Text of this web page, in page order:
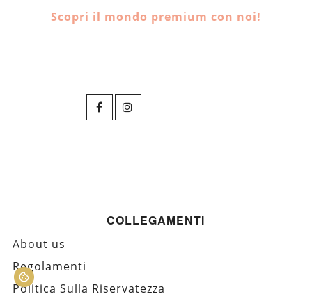
Scopri il mondo premium con noi!
COLLEGAMENTI
About us
Regolamenti
Politica Sulla Riservatezza